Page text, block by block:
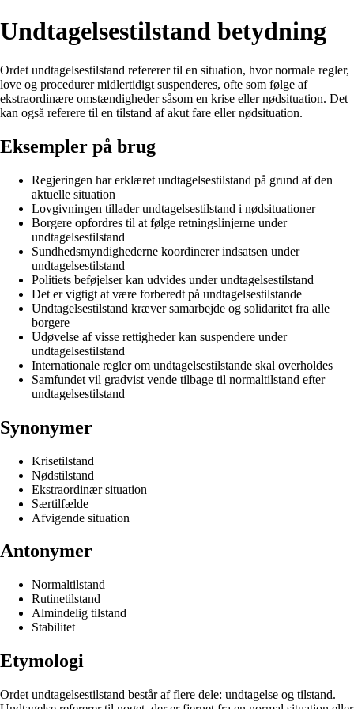
Undtagelsestilstand betydning
Ordet undtagelsestilstand refererer til en situation, hvor normale regler,
love og procedurer midlertidigt suspenderes, ofte som følge af
ekstraordinære omstændigheder såsom en krise eller nødsituation. Det
kan også referere til en tilstand af akut fare eller nødsituation.
Eksempler på brug
Regjeringen har erklæret undtagelsestilstand på grund af den
aktuelle situation
Lovgivningen tillader undtagelsestilstand i nødsituationer
Borgere opfordres til at følge retningslinjerne under
undtagelsestilstand
Sundhedsmyndighederne koordinerer indsatsen under
undtagelsestilstand
Politiets beføjelser kan udvides under undtagelsestilstand
Det er vigtigt at være forberedt på undtagelsestilstande
Undtagelsestilstand kræver samarbejde og solidaritet fra alle
borgere
Udøvelse af visse rettigheder kan suspendere under
undtagelsestilstand
Internationale regler om undtagelsestilstande skal overholdes
Samfundet vil gradvist vende tilbage til normaltilstand efter
undtagelsestilstand
Synonymer
Krisetilstand
Nødstilstand
Ekstraordinær situation
Særtilfælde
Afvigende situation
Antonymer
Normaltilstand
Rutinetilstand
Almindelig tilstand
Stabilitet
Etymologi
Ordet undtagelsestilstand består af flere dele: undtagelse og tilstand.